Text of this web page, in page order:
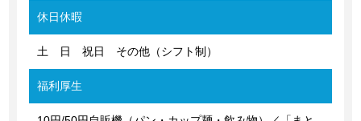
休日休暇
土 日 祝日 その他（シフト制）
福利厚生